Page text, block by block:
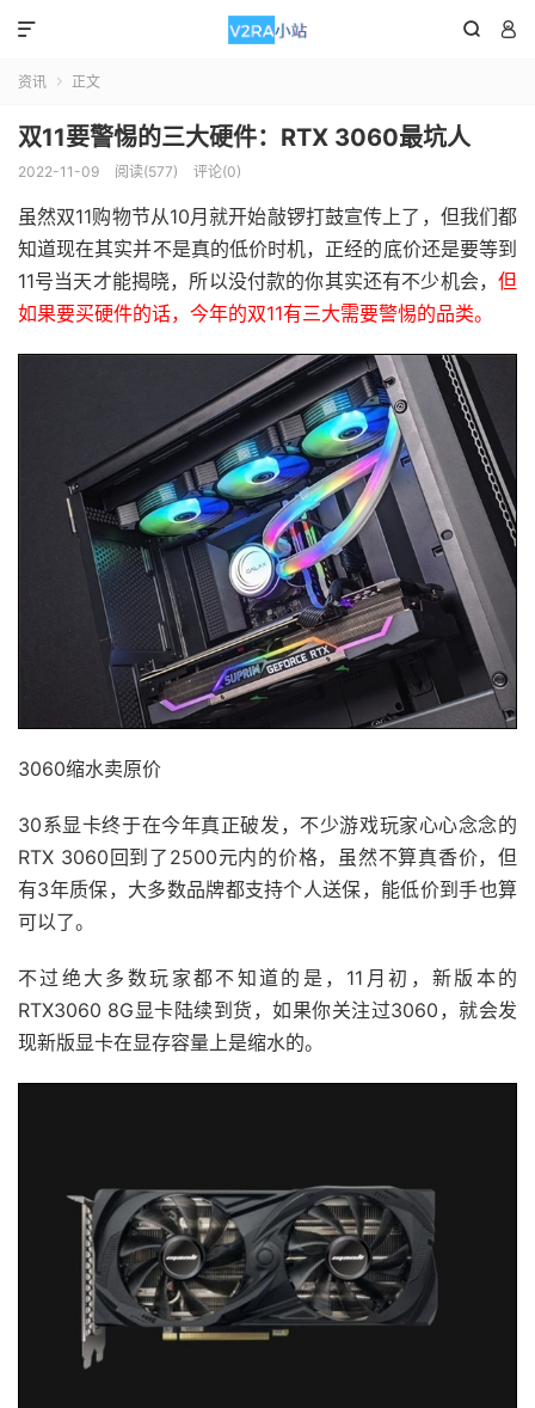
 

资讯  正文
双11要警惕的三大硬件：RTX 3060最坑人
2022-11-09 阅读(577) 评论(0)
虽然双11购物节从10月就开始敲锣打鼓宣传上了，但我们都
知道现在其实并不是真的低价时机，正经的底价还是要等到
11号当天才能揭晓，所以没付款的你其实还有不少机会， 但
如果要买硬件的话，今年的双11有三大需要警惕的品类。
3060缩水卖原价
30系显卡终于在今年真正破发，不少游戏玩家心心念念的
RTX 3060回到了2500元内的价格，虽然不算真香价，但
有3年质保，大多数品牌都支持个人送保，能低价到手也算
可以了。
不过绝大多数玩家都不知道的是，11月初，新版本的
RTX3060 8G显卡陆续到货，如果你关注过3060，就会发
现新版显卡在显存容量上是缩水的。